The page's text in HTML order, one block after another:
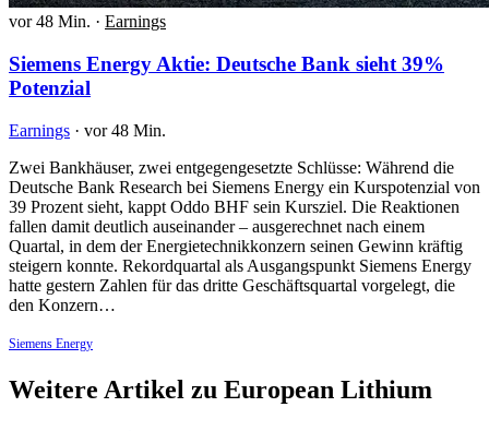
vor 48 Min. · Earnings
Siemens Energy Aktie: Deutsche Bank sieht 39%
Potenzial
Earnings · vor 48 Min.
Zwei Bankhäuser, zwei entgegengesetzte Schlüsse: Während die
Deutsche Bank Research bei Siemens Energy ein Kurspotenzial von
39 Prozent sieht, kappt Oddo BHF sein Kursziel. Die Reaktionen
fallen damit deutlich auseinander – ausgerechnet nach einem
Quartal, in dem der Energietechnikkonzern seinen Gewinn kräftig
steigern konnte. Rekordquartal als Ausgangspunkt Siemens Energy
hatte gestern Zahlen für das dritte Geschäftsquartal vorgelegt, die
den Konzern…
Siemens Energy
Weitere Artikel zu European Lithium